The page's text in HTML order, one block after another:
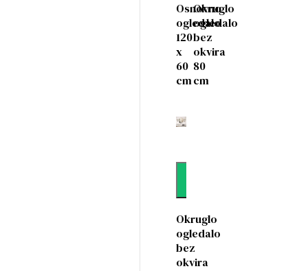
Osnovno
ogledalo
120
x
60
cm
Okruglo
ogledalo
bez
okvira
80
cm
Okruglo
ogledalo
bez
okvira